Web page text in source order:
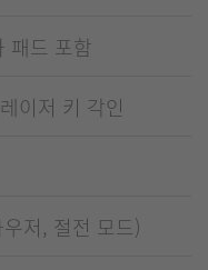
패드 포함
이저 키 각인
저, 절전 모드)